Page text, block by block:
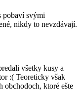
pobaví svými
nikdy to nevzdávají.
všetky kusy a
:( Teoreticky však
obchodoch, ktoré ešte